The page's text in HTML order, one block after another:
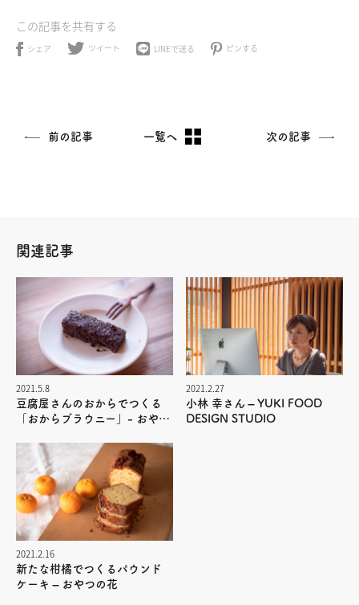
この記事を共有する
シェア ツイート LINEで送る ピンする
前の記事 一覧へ 次の記事
関連記事
2021.5.8
豆腐屋さんのおからでつくる
「おからブラウニー」- おやつ
2021.2.27
小林 幸さん – YUKI FOOD
DESIGN STUDIO
2021.2.16
新たな柑橘でつくるパウンド
ケーキ – おやつの花